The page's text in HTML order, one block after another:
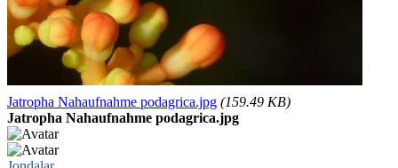
Jatropha Nahaufnahme podagrica.jpg (159.49 KB)
Jatropha Nahaufnahme podagrica.jpg